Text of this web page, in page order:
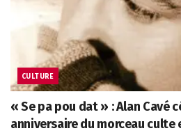
CULTURE
« Se pa pou dat » : Alan Cavé
anniversaire du morceau culte